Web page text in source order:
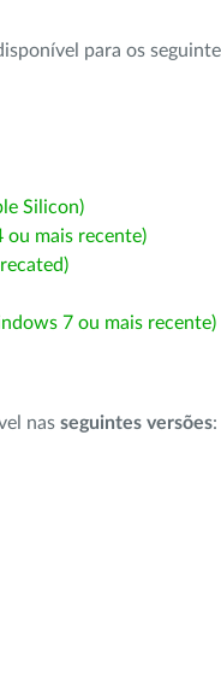
para os
Silicon)
ou mais recente)
7 ou mais recente)
nas seguintes versões: